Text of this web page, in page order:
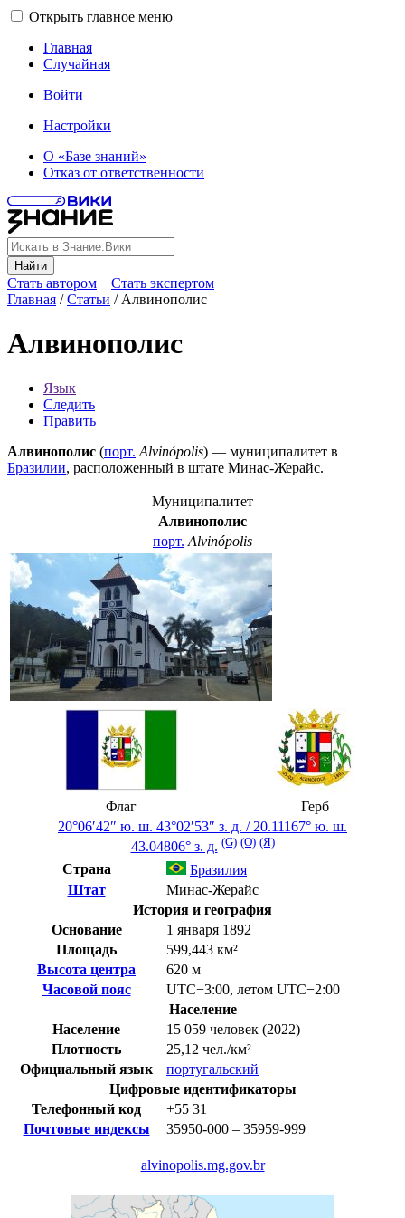
Открыть главное меню
Главная
Случайная
Войти
Настройки
О «Базе знаний»
Отказ от ответственности
Найти
Стать автором
Стать экспертом
Главная /Статьи / Алвинополис
Алвинополис
Язык
Следить
Править
Алвинополис (порт. Alvinópolis) — муниципалитет в
Бразилии, расположенный в штате Минас-Жерайс.
Муниципалитет
Алвинополис
порт. Alvinópolis
Флаг
Герб
20°06′42″ ю. ш. 43°02′53″ з. д. / 20.11167° ю. ш.
43.04806° з. д. (G) (O) (Я)
Страна
Бразилия
Штат
Минас-Жерайс
История и география
Основание
1 января 1892
Площадь
599,443 км²
Высота центра
620 м
Часовой пояс
UTC−3:00, летом UTC−2:00
Население
Население
15 059 человек (2022)
Плотность
25,12 чел./км²
Официальный язык
португальский
Цифровые идентификаторы
Телефонный код
+55 31
Почтовые индексы
35950-000 – 35959-999
alvinopolis.mg.gov.br